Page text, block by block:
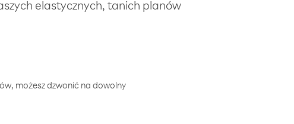
elastycznych, tanich planów
możesz dzwonić na dowolny